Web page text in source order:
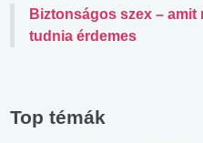
Biztonságos szex –
tudnia érdemes
Top témák